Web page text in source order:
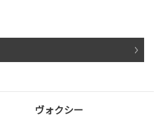
ヴォクシー